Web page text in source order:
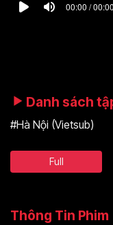
00:00 / 00:00
Danh sách
#Hà Nội (Vietsub)
Full
Thông Tin Phim